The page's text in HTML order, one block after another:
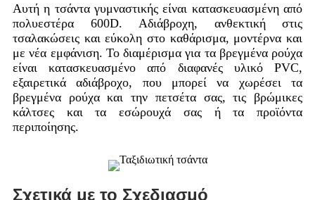
Αυτή η τσάντα γυμναστικής είναι κατασκευασμένη από
πολυεστέρα 600D. Αδιάβροχη, ανθεκτική στις
τσαλακώσεις και εύκολη στο καθάρισμα, μοντέρνα και
με νέα εμφάνιση. Το διαμέρισμα για τα βρεγμένα ρούχα
είναι κατασκευασμένο από διαφανές υλικό PVC,
εξαιρετικά αδιάβροχο, που μπορεί να χωρέσει τα
βρεγμένα ρούχα και την πετσέτα σας, τις βρώμικες
κάλτσες και τα εσώρουχά σας ή τα προϊόντα
περιποίησης.
Σχετικά με το Σχεδιασμό